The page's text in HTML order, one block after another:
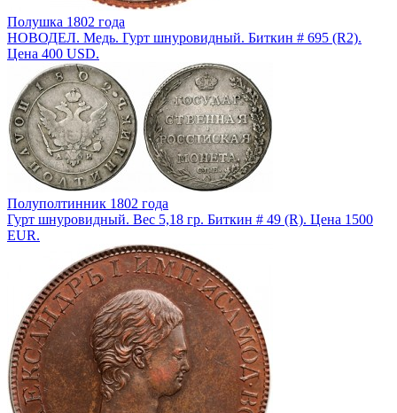
Полушка 1802 года
НОВОДЕЛ. Медь. Гурт шнуровидный. Биткин # 695 (R2).
Цена 400 USD.
Полуполтинник 1802 года
Гурт шнуровидный. Вес 5,18 гр. Биткин # 49 (R). Цена 1500
EUR.